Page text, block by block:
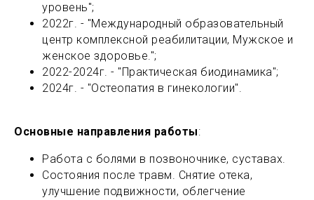
уровень";
2022г. - "Международный образовательный
центр комплексной реабилитации, Мужское и
женское здоровье.";
2022-2024г. - "Практическая биодинамика";
2024г. - "Остеопатия в гинекологии".
Основные направления работы:
Работа с болями в позвоночнике, суставах.
Состояния после травм. Снятие отека,
улучшение подвижности, облегчение